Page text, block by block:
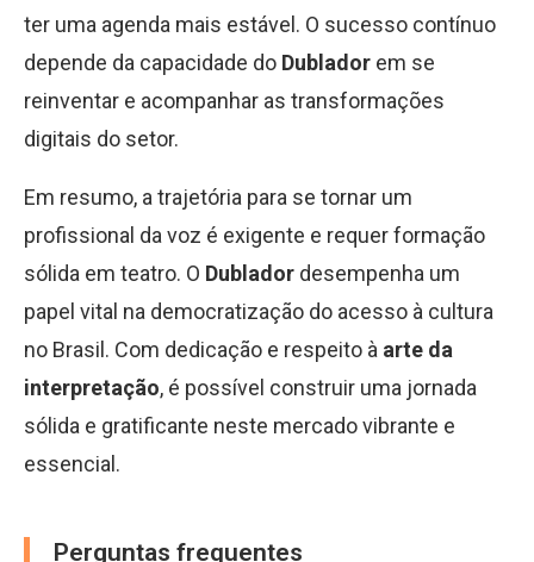
ter uma agenda mais estável. O sucesso contínuo
depende da capacidade do Dublador em se
reinventar e acompanhar as transformações
digitais do setor.
Em resumo, a trajetória para se tornar um
profissional da voz é exigente e requer formação
sólida em teatro. O Dublador desempenha um
papel vital na democratização do acesso à cultura
no Brasil. Com dedicação e respeito à arte da
interpretação, é possível construir uma jornada
sólida e gratificante neste mercado vibrante e
essencial.
Perguntas frequentes